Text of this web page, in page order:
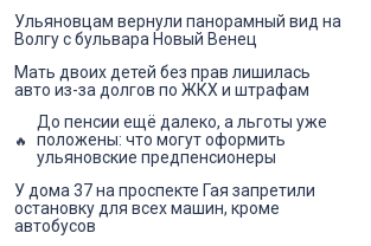
Ульяновцам вернули панорамный вид на
Волгу с бульвара Новый Венец
Мать двоих детей без прав лишилась
авто из-за долгов по ЖКХ и штрафам
До пенсии ещё далеко, а льготы уже
положены: что могут оформить
ульяновские предпенсионеры
У дома 37 на проспекте Гая запретили
остановку для всех машин, кроме
автобусов